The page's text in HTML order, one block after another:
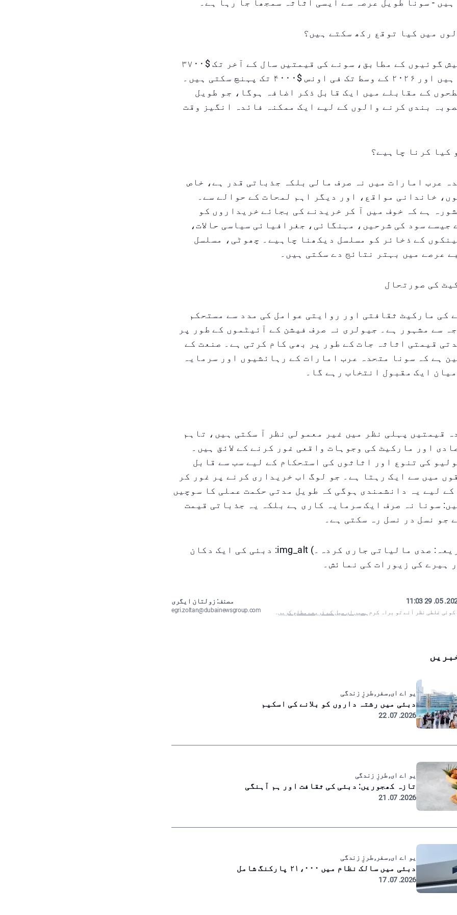
- سونا طویل عرصہ سے ایسی اثاثہ سمجھا جا رہا ہے۔
میں کیا توقع رکھ سکتے ہیں؟
ماہرین کی پیش گوئیوں کے مطابق، سونے کی قیمتیں سال کے آخر تک $۳۷۰۰
تک بڑھ سکتی ہیں اور ۲۰۲۶ کے وسط تک فی اونس $۴۰۰۰ تک پہنچ سکتی ہیں۔
کے مقابلے میں ایک قابل ذکر اضافہ ہوگا، جو طویل
بندی کرنے والوں کے لیے ایک ممکنہ فائدہ انگیز وقت
کیا کرنا چاہیے؟
عرب امارات میں نہ صرف مالی بلکہ جذباتی قدر ہے، خاص
خاندانی مواقع، اور دیگر اہم لمحات کے حوالے سے۔
ہے کہ خوف میں آ کر خریدنے کی بجائے خریداروں کو
جیسے سود کی شرحیں، مہنگائی، جغرافیائی سیاسی حالات،
کے ذخائر کو مسلسل دیکھنا چاہیے۔ چھوٹی، مسلسل
عرصے میں بہتر نتائج دے سکتی ہیں۔
کی صورتحال
کی مارکیٹ ثقافتی اور روایتی عوامل کی مدد سے مستحکم
سے مشہور ہے۔ جیولری نہ صرف فیشن کے آئیٹموں کے طور پر
قیمتی اثاثہ جات کے طور پر بھی کام کرتی ہے۔ صنعت کے
ہے کہ سونا متحدہ عرب امارات کے رہائشیوں اور سرمایہ
ایک مقبول انتخاب رہے گا۔
قیمتیں پہلی نظر میں غیر معمولی نظر آ سکتی ہیں، تاہم
اور مارکیٹ کی وجوہات واقعی غور کرنے کے لائق ہیں۔
کی تنوع اور اثاثوں کی استحکام کے لیے سب سے قابل
میں سے ایک رہتا ہے۔ جو لوگ اب خریداری کرنے پر غور کر
لیے یہ دانشمندی ہوگی کہ طویل مدتی حکمت عملی کا سوچیں
سونا نہ صرف ایک سرمایہ کاری ہے بلکہ یہ جذباتی قیمت
جو نسل در نسل رہ سکتی ہے۔
(مضمون کا ذریعہ: صدی مالیاتی جاری کردہ۔) img_alt: دبئی کی ایک دکان
ہیرے کی زیورات کی نمائش۔
2025. 05.
غلطی نظر آئے تو براہ کرم ہمیں ای میل کے ذریعے مطلع کریں۔
مصنف: زولتان ایگری
egri.zoltan@dubainewsgroup.com
یو اے ای, سفر, طرزِ زندگی
دبئی میں رشتہ داروں کو بلانے کی اسکیم
2026. 07. 22
یو اے ای, طرزِ زندگی
تازہ کھجوریں: دبئی کی ثقافت اور ہم آہنگی
2026. 07. 21
یو اے ای, سفر, طرزِ زندگی
دبئی میں سالک نظام میں ۲۱،۰۰۰ پارکنگ شامل
2026. 07. 17